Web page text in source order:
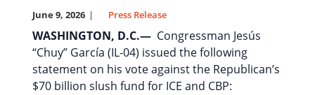
June 9, 2026 Press Release
WASHINGTON, D.C.— Congressman Jesús
“Chuy” García (IL-04) issued the following
statement on his vote against the Republican’s
$70 billion slush fund for ICE and CBP: